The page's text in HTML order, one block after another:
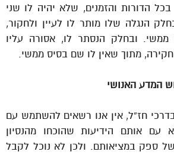
הדורות והזמנים, שלא יהיה לו שני
הנגלה שלו מותר לו לעיין ולחקור,
ובחלק הנסתר לו, אסורה עליו
מתוך שאין לו שם בסיס ממשי.
המדע האנושי
חז”ל, אין אנו רשאים להשתמש עם
עם אותם הידיעות שהוכחו מהנסיון
ספק במציאותם. ולכן לא נוכל לקבל